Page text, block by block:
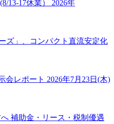
13-17休業） 2026年
ズ」、コンパクト直流安定化
会レポート 2026年7月23日(木)
補助金・リース・税制優遇